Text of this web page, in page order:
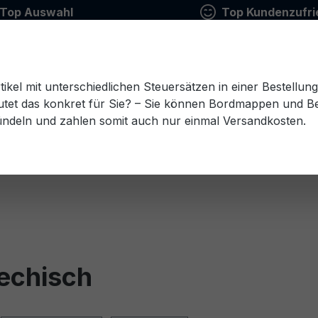
Top Auswahl Top
Estnisch Finnisch Französisch Griechisch
mit unterschiedlichen Steuersätzen in einer
das konkret für Sie? – Sie können Bordmappen und
und zahlen somit auch nur einmal Versandkosten.